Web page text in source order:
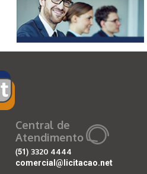
Central de
Atendimento
(51) 3320 4444
comercial@licitacao.net